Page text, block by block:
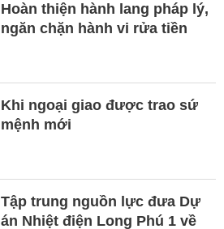
Hoàn thiện hành lang pháp lý,
ngăn chặn hành vi rửa tiền
Khi ngoại giao được trao sứ
mệnh mới
Tập trung nguồn lực đưa Dự
án Nhiệt điện Long Phú 1 về